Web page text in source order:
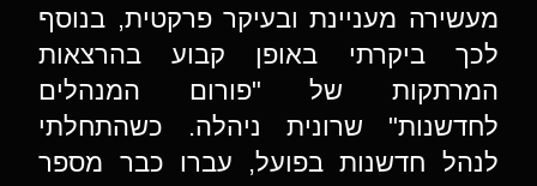
מעשירה מעניינת ובעיקר פרקטית, בנוסף
לכך ביקרתי באופן קבוע בהרצאות
המרתקות של "פורום המנהלים
לחדשנות" שרונית ניהלה. כשהתחלתי
לנהל חדשנות בפועל, עברו כבר מספר